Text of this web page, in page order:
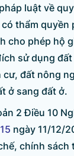
nhất
sử dụng đất
sinh 2026
luật về
thẩm quyền
cho phép hộ
sử dụng
cư, đất nông
ở sang đất ở.
2 Điều 10
ngày 11/12/
chính sách